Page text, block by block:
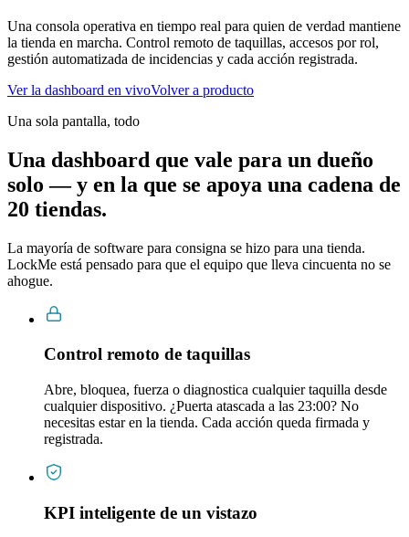
Una consola operativa en tiempo real para quien de verdad mantiene
la tienda en marcha. Control remoto de taquillas, accesos por rol,
gestión automatizada de incidencias y cada acción registrada.
Ver la dashboard en vivoVolver a producto
Una sola pantalla, todo
Una dashboard que vale para un dueño
solo — y en la que se apoya una cadena de
20 tiendas.
La mayoría de software para consigna se hizo para una tienda.
LockMe está pensado para que el equipo que lleva cincuenta no se
ahogue.
Control remoto de taquillas
Abre, bloquea, fuerza o diagnostica cualquier taquilla desde
cualquier dispositivo. ¿Puerta atascada a las 23:00? No
necesitas estar en la tienda. Cada acción queda firmada y
registrada.
KPI inteligente de un vistazo